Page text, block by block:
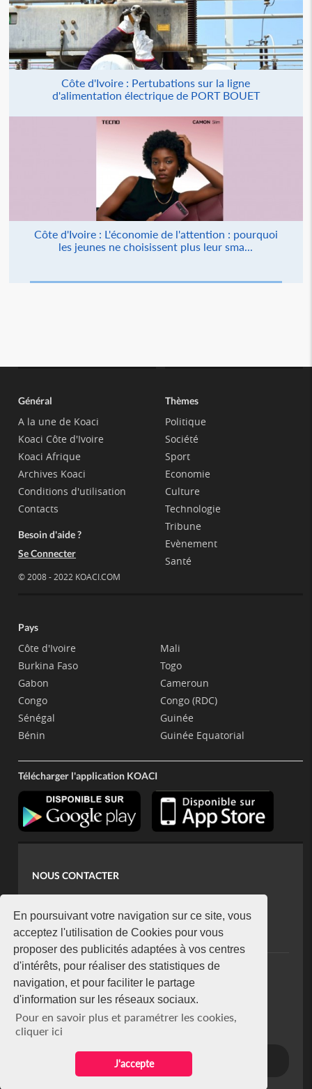
En poursuivant votre navigation sur ce site, vous
acceptez l'utilisation de Cookies pour vous
proposer des publicités adaptées à vos centres
d'intérêts, pour réaliser des statistiques de
navigation, et pour faciliter le partage
d'information sur les réseaux sociaux.
Pour en savoir plus et paramétrer les cookies,
cliquer ici
J'accepte
Côte d'Ivoire : Pertubations sur la ligne
d'alimentation électrique de PORT BOUET
Côte d'Ivoire : L'économie de l'attention : pourquoi
les jeunes ne choisissent plus leur sma...
Général
A la une de Koaci
Koaci Côte d'Ivoire
Koaci Afrique
Archives Koaci
Conditions d'utilisation
Contacts
Besoin d'aide ?
Se Connecter
© 2008 - 2022 KOACI.COM
Thèmes
Politique
Société
Sport
Economie
Culture
Technologie
Tribune
Evènement
Santé
Pays
Côte d'Ivoire
Burkina Faso
Gabon
Congo
Sénégal
Bénin
Mali
Togo
Cameroun
Congo (RDC)
Guinée
Guinée Equatorial
Télécharger l'application KOACI
NOUS CONTACTER
koaci@yahoo.fr
+225 07 08 85 52 93
NEWSLETTER
Restez connecté via notre newsletter
S'abonner
Se désabonner